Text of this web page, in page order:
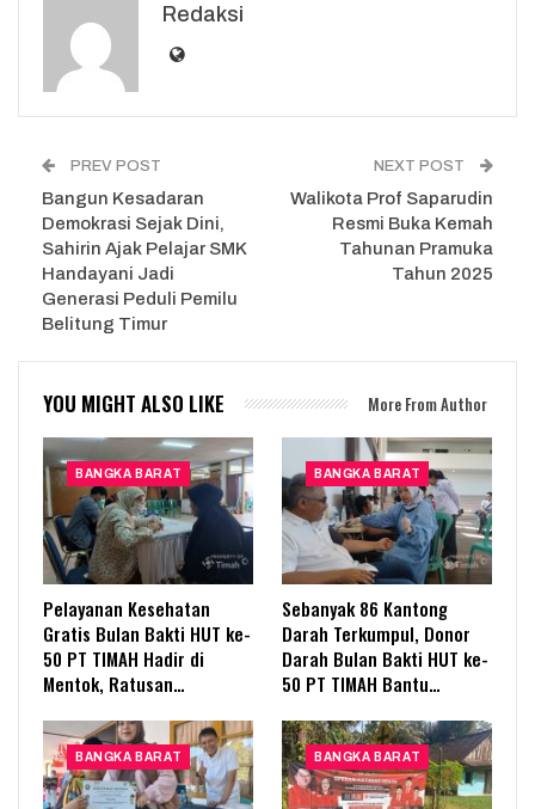
Redaksi
PREV POST
Bangun Kesadaran
Demokrasi Sejak Dini,
Sahirin Ajak Pelajar SMK
Handayani Jadi
Generasi Peduli Pemilu
Belitung Timur
NEXT POST
Walikota Prof Saparudin
Resmi Buka Kemah
Tahunan Pramuka
Tahun 2025
YOU MIGHT ALSO LIKE More From Author
BANGKA BARAT
Pelayanan Kesehatan
Gratis Bulan Bakti HUT ke-
50 PT TIMAH Hadir di
Mentok, Ratusan…
BANGKA BARAT
Sebanyak 86 Kantong
Darah Terkumpul, Donor
Darah Bulan Bakti HUT ke-
50 PT TIMAH Bantu…
BANGKA BARAT BANGKA BARAT